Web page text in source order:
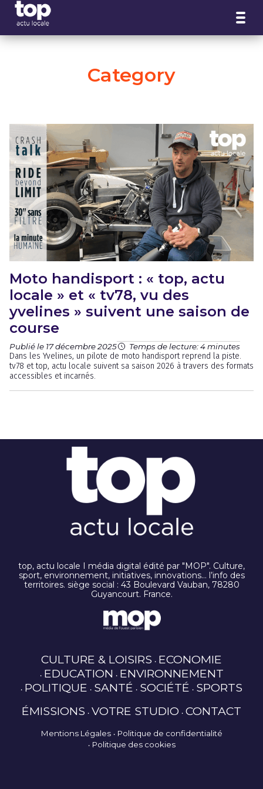
Category
Moto handisport : « top, actu
locale » et « tv78, vu des
yvelines » suivent une saison de
course
Publié le 17 décembre 2025 Temps de lecture: 4 minutes
Dans les Yvelines, un pilote de moto handisport reprend la piste.
tv78 et top, actu locale suivent sa saison 2026 à travers des formats
accessibles et incarnés.
top, actu locale I média digital édité par "MOP". Culture,
sport, environnement, initiatives, innovations… l’info des
territoires. siège social : 43 Boulevard Vauban, 78280
Guyancourt. France.
CULTURE & LOISIRS ECONOMIE
EDUCATION ENVIRONNEMENT
POLITIQUE SANTÉ SOCIÉTÉ SPORTS
ÉMISSIONS VOTRE STUDIO CONTACT
Mentions Légales
Politique de confidentialité
Politique des cookies
Panneau de gestion des cookies